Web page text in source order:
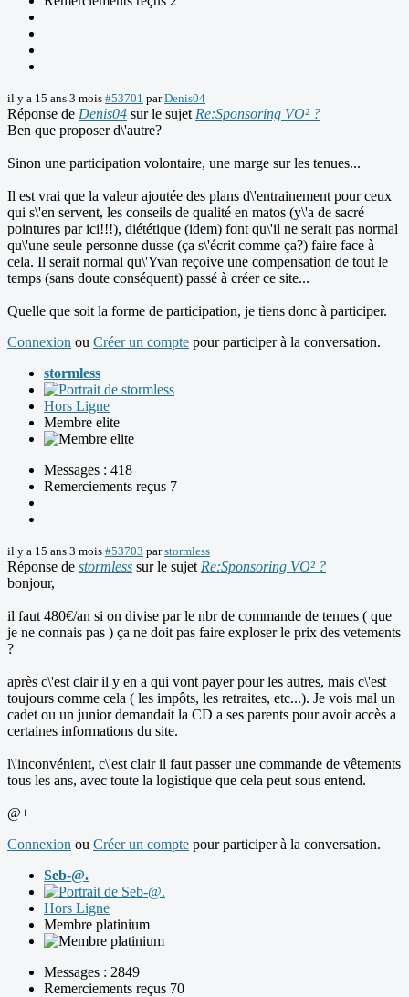
il y a 15 ans 3 mois #53701 parDenis04
Réponse de Denis04 sur le sujet Re:Sponsoring VO² ?
Ben que proposer d\'autre?
Sinon une participation volontaire, une marge sur les tenues...
Il est vrai que la valeur ajoutée des plans d\'entrainement pour ceux
qui s\'en servent, les conseils de qualité en matos (y\'a de sacré
pointures par ici!!!), diététique (idem) font qu\'il ne serait pas normal
qu\'une seule personne dusse (ça s\'écrit comme ça?) faire face à
cela. Il serait normal qu\'Yvan reçoive une compensation de tout le
temps (sans doute conséquent) passé à créer ce site...
Quelle que soit la forme de participation, je tiens donc à participer.
Connexion ou Créer un compte pour participer à la conversation.
stormless
Hors Ligne
Membre elite
Messages : 418
Remerciements reçus 7
il y a 15 ans 3 mois #53703 parstormless
Réponse de stormless sur le sujet Re:Sponsoring VO² ?
bonjour,
il faut 480€/an si on divise par le nbr de commande de tenues ( que
je ne connais pas ) ça ne doit pas faire exploser le prix des vetements
?
après c\'est clair il y en a qui vont payer pour les autres, mais c\'est
toujours comme cela ( les impôts, les retraites, etc...). Je vois mal un
cadet ou un junior demandait la CD a ses parents pour avoir accès a
certaines informations du site.
l\'inconvénient, c\'est clair il faut passer une commande de vêtements
tous les ans, avec toute la logistique que cela peut sous entend.
@+
Connexion ou Créer un compte pour participer à la conversation.
Seb-@.
Hors Ligne
Membre platinium
Messages : 2849
Remerciements reçus 70